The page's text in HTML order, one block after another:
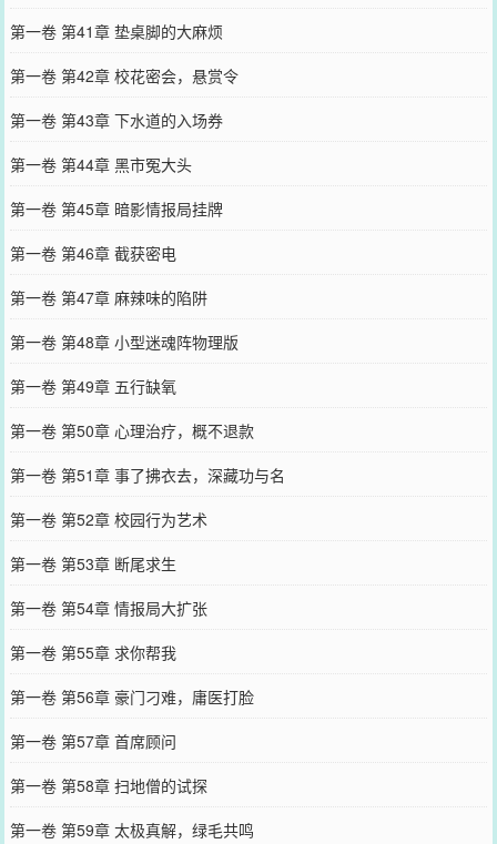
第一卷 第41章 垫桌脚的大麻烦
第一卷 第42章 校花密会，悬赏令
第一卷 第43章 下水道的入场券
第一卷 第44章 黑市冤大头
第一卷 第45章 暗影情报局挂牌
第一卷 第46章 截获密电
第一卷 第47章 麻辣味的陷阱
第一卷 第48章 小型迷魂阵物理版
第一卷 第49章 五行缺氧
第一卷 第50章 心理治疗，概不退款
第一卷 第51章 事了拂衣去，深藏功与名
第一卷 第52章 校园行为艺术
第一卷 第53章 断尾求生
第一卷 第54章 情报局大扩张
第一卷 第55章 求你帮我
第一卷 第56章 豪门刁难，庸医打脸
第一卷 第57章 首席顾问
第一卷 第58章 扫地僧的试探
第一卷 第59章 太极真解，绿毛共鸣